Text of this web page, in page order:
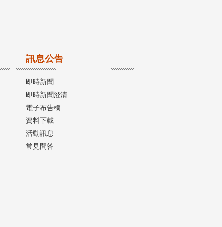
訊息公告
即時新聞
即時新聞澄清
電子布告欄
資料下載
活動訊息
常見問答